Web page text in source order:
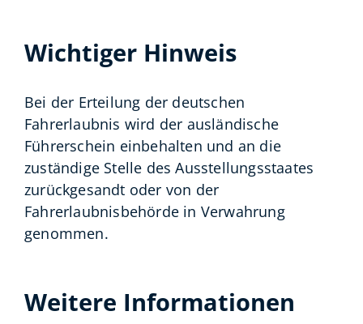
Wichtiger Hinweis
Bei der Erteilung der deutschen
Fahrerlaubnis wird der ausländische
Führerschein einbehalten und an die
zuständige Stelle des Ausstellungsstaates
zurückgesandt oder von der
Fahrerlaubnisbehörde in Verwahrung
genommen.
Weitere Informationen